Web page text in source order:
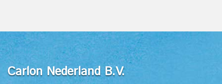
Carlon Nederland B.V.